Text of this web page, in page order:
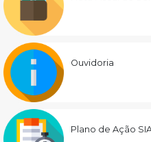
Ouvidoria
Plano de Ação